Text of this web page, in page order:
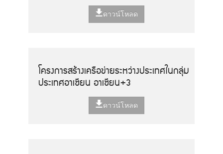
ดาวน์โหลด
โครงการสร้างเครือข่ายระหว่างประเทศในกลุ่ม
ประเทศอาเซียน อาเซียน+3
ดาวน์โหลด